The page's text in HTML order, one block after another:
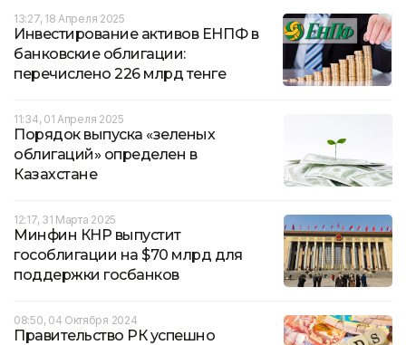
13:27, 18 Апреля 2025
Инвестирование активов ЕНПФ в
банковские облигации:
перечислено 226 млрд тенге
11:34, 01 Апреля 2025
Порядок выпуска «зеленых
облигаций» определен в
Казахстане
12:17, 31 Марта 2025
Минфин КНР выпустит
гособлигации на $70 млрд для
поддержки госбанков
08:50, 04 Октября 2024
Правительство РК успешно